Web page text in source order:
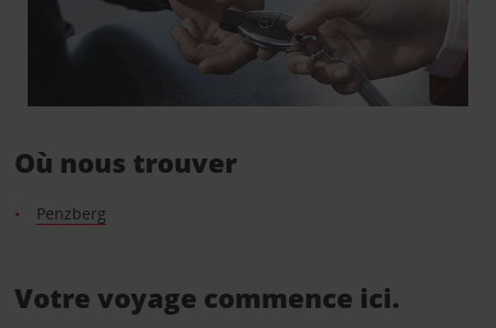
Où nous trouver
Penzberg
Votre voyage commence ici.